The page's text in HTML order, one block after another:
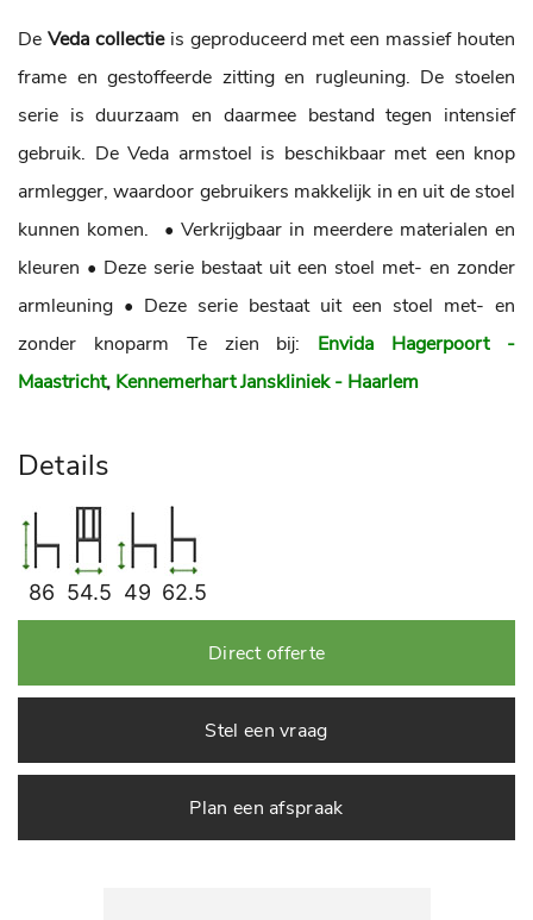
De Veda collectieis geproduceerd met een massief houten
frame en gestoffeerde zitting en rugleuning. De stoelen
serie is duurzaam en daarmee bestand tegen intensief
gebruik. De Veda armstoel is beschikbaar met een knop
armlegger, waardoor gebruikers makkelijk in en uit de stoel
kunnen komen.
• Verkrijgbaar in meerdere materialen en
kleuren • Deze serie bestaat uit een stoel met- en zonder
armleuning • Deze serie bestaat uit een stoel met- en
zonder knoparm
Te zien bij: Envida Hagerpoort -
Maastricht, Kennemerhart Janskliniek - Haarlem
Details
86 54.5 49 62.5
Direct offerte
Stel een vraag
Plan een afspraak